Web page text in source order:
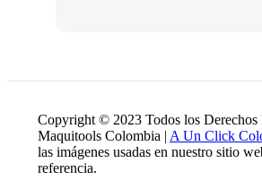
Copyright © 2023 Todos los Derechos
Maquitools Colombia | A Un Click
las imágenes usadas en nuestro sitio
referencia.